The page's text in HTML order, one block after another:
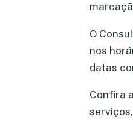
O
nos
datas
Confira